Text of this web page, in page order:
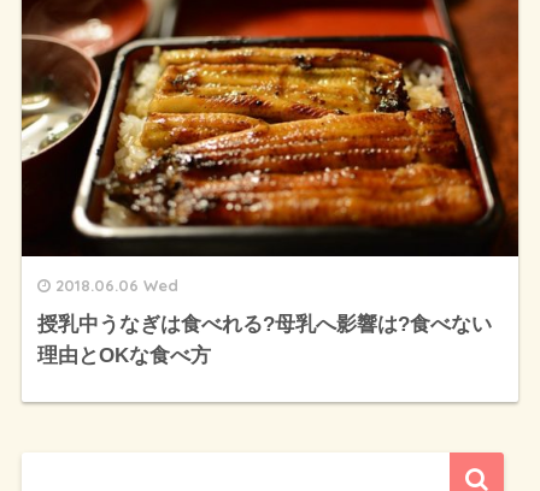
2018.06.06 Wed
授乳中うなぎは食べれる?母乳へ影響は?食べない
理由とOKな食べ方